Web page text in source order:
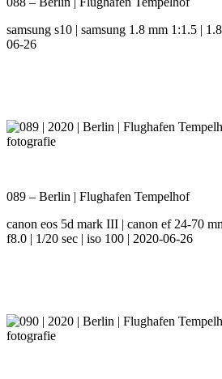
samsung s10 | samsung 1.8 mm 1:1.5 |
06-26
089 – Berlin | Flughafen Tempelhof
canon eos 5d mark III | canon ef 24-70
f8.0 | 1/20 sec | iso 100 | 2020-06-26